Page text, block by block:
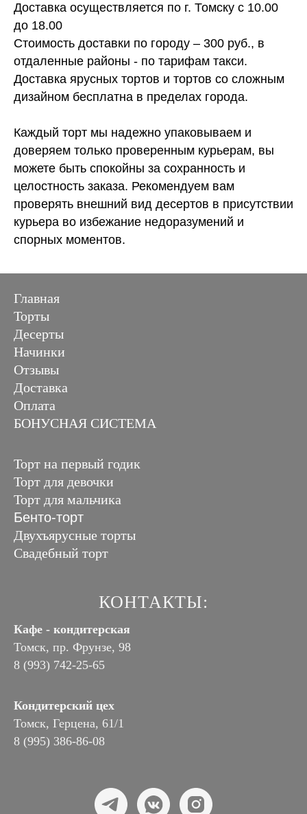
Доставка осуществляется по г. Томску с 10.00
до 18.00
Стоимость доставки по городу – 300 руб., в
отдаленные районы - по тарифам такси.
Доставка ярусных тортов и тортов со сложным
дизайном бесплатна в пределах города.
Каждый торт мы надежно упаковываем и
доверяем только проверенным курьерам, вы
можете быть спокойны за сохранность и
целостность заказа. Рекомендуем вам
проверять внешний вид десертов в присутствии
курьера во избежание недоразумений и
спорных моментов.
Главная
Торты
Десерты
Начинки
Отзывы
Доставка
Оплата
БОНУСНАЯ СИСТЕМА
Торт на первый годик
Торт для девочки
Торт для мальчика
Бенто-торт
Двухъярусные торты
Свадебный торт
КОНТАКТЫ:
Кафе - кондитерская
Томск, пр. Фрунзе, 98
8 (993) 742-25-65
Кондитерский цех
Томск, Герцена, 61/1
8 (995) 386-86-08